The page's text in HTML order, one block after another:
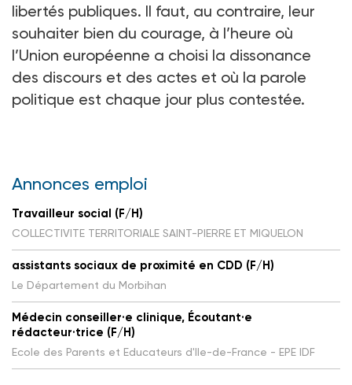
libertés publiques. Il faut, au contraire, leur
souhaiter bien du courage, à l’heure où
l’Union européenne a choisi la dissonance
des discours et des actes et où la parole
politique est chaque jour plus contestée.
Annonces emploi
Travailleur social (F/H)
COLLECTIVITE TERRITORIALE SAINT-PIERRE ET MIQUELON
assistants sociaux de proximité en CDD (F/H)
Le Département du Morbihan
Médecin conseiller·e clinique, Écoutant·e
rédacteur·trice (F/H)
Ecole des Parents et Educateurs d'Ile-de-France - EPE IDF